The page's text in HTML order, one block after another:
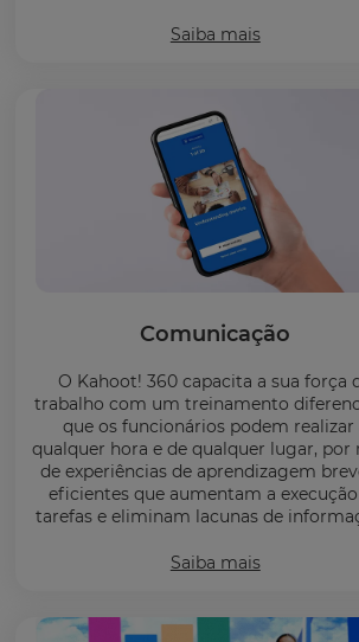
Saiba mais
Comunicação
O Kahoot! 360 capacita a sua força
trabalho com um treinamento
que os funcionários podem realizar
qualquer hora e de qualquer lugar, por
de experiências de aprendizagem
eficientes que aumentam a
tarefas e eliminam lacunas de
Saiba mais